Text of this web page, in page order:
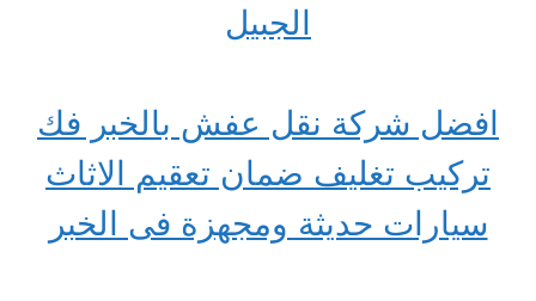
الجبيل
افضل شركة نقل عفش بالخبر فك
تركيب تغليف ضمان تعقيم الاثاث
سيارات حديثة ومجهزة فى الخبر